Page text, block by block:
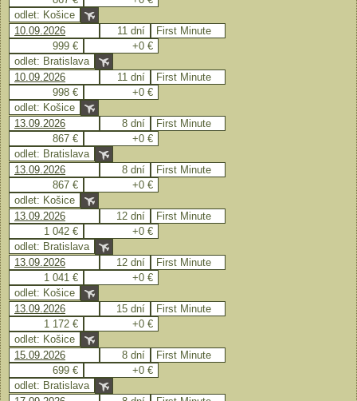
odlet: Košice
10.09.2026
11 dní
First Minute
999 €
+0 €
odlet: Bratislava
10.09.2026
11 dní
First Minute
998 €
+0 €
odlet: Košice
13.09.2026
8 dní
First Minute
867 €
+0 €
odlet: Bratislava
13.09.2026
8 dní
First Minute
867 €
+0 €
odlet: Košice
13.09.2026
12 dní
First Minute
1 042 €
+0 €
odlet: Bratislava
13.09.2026
12 dní
First Minute
1 041 €
+0 €
odlet: Košice
13.09.2026
15 dní
First Minute
1 172 €
+0 €
odlet: Košice
15.09.2026
8 dní
First Minute
699 €
+0 €
odlet: Bratislava